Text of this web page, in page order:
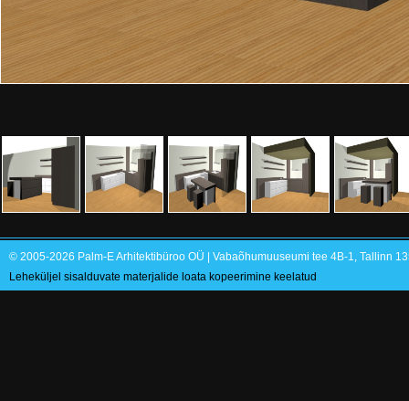
© 2005-2026 Palm-E Arhitektibüroo OÜ | Vabaõhumuuseumi tee 4B-1, Tallinn
Leheküljel sisalduvate materjalide loata kopeerimine keelatud